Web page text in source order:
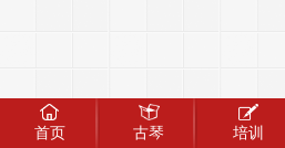
首页 古琴 培训